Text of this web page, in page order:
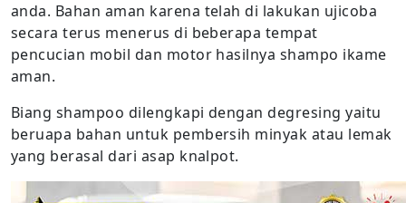
anda. Bahan aman karena telah di lakukan ujicoba
secara terus menerus di beberapa tempat
pencucian mobil dan motor hasilnya shampo ikame
aman.
Biang shampoo dilengkapi dengan degresing yaitu
beruapa bahan untuk pembersih minyak atau lemak
yang berasal dari asap knalpot.